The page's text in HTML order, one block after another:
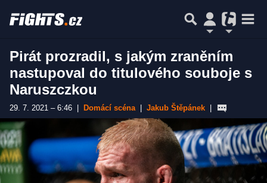
Pirát prozradil, s jakým zraněním
nastupoval do titulového souboje s
Naruszczkou
29. 7. 2021 – 6:46 Domácí scéna Jakub Štěpánek